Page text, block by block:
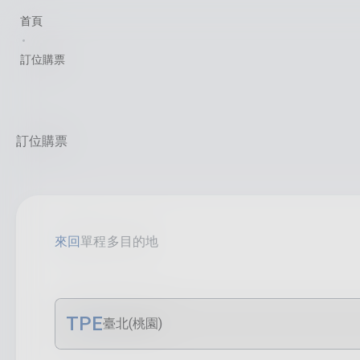
首頁
訂位購票
訂位購票
來回單程多目的地
TPE臺北(桃園)